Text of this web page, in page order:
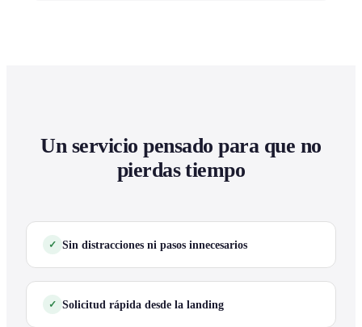
Un servicio pensado para que no
pierdas tiempo
Sin distracciones ni pasos innecesarios
Solicitud rápida desde la landing